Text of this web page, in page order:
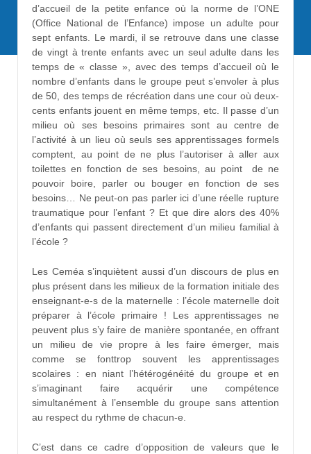
d’accueil de la petite enfance où la norme de l’ONE
(Office National de l’Enfance) impose un adulte pour
sept enfants. Le mardi, il se retrouve dans une classe
de vingt à trente enfants avec un seul adulte dans les
temps de « classe », avec des temps d’accueil où le
nombre d’enfants dans le groupe peut s’envoler à plus
de 50, des temps de récréation dans une cour où deux-
cents enfants jouent en même temps, etc. Il passe d’un
milieu où ses besoins primaires sont au centre de
l’activité à un lieu où seuls ses apprentissages formels
comptent, au point de ne plus l’autoriser à aller aux
toilettes en fonction de ses besoins, au point de ne
pouvoir boire, parler ou bouger en fonction de ses
besoins… Ne peut-on pas parler ici d’une réelle rupture
traumatique pour l’enfant ? Et que dire alors des 40%
d’enfants qui passent directement d’un milieu familial à
l’école ?
Les Ceméa s’inquiètent aussi d’un discours de plus en
plus présent dans les milieux de la formation initiale des
enseignant-e-s de la maternelle : l’école maternelle doit
préparer à l’école primaire ! Les apprentissages ne
peuvent plus s’y faire de manière spontanée, en offrant
un milieu de vie propre à les faire émerger, mais
comme se fonttrop souvent les apprentissages
scolaires : en niant l’hétérogénéité du groupe et en
s’imaginant faire acquérir une compétence
simultanément à l’ensemble du groupe sans attention
au respect du rythme de chacun-e.
C’est dans ce cadre d’opposition de valeurs que le